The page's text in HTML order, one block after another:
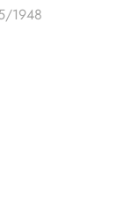
1948